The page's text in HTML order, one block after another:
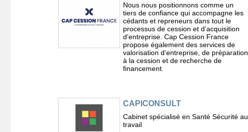
Nous nous positionnons comme un
tiers de confiance qui accompagne les
cédants et repreneurs dans tout le
processus de cession et d’acquisition
d’entreprise. Cap Cession France
propose également des services de
valorisation d’entreprise, de préparation
à la cession et de recherche de
financement.
CAPICONSULT
Cabinet spécialisé en Santé Sécurité au
travail